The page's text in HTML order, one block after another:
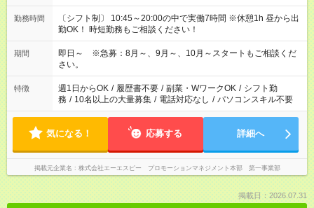
勤務時間
〔シフト制〕 10:45～20:00の中で実働7時間 ※休憩1h 昼から出
勤OK！ 時短勤務もご相談ください！
期間
即日～ ※急募：8月～、9月～、10月～スタートもご相談くだ
さい。
特徴 週1日からOK / 履歴書不要 / 副業・WワークOK / シフト勤
務 / 10名以上の大量募集 / 電話対応なし / パソコンスキル不要
気になる！ 応募する 詳細へ
掲載元企業名 株式会社エーエスピー プロモーションマネジメント本部 第一事業部
掲載日：2026.07.31